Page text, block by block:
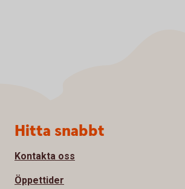
Sidfot
Hitta snabbt
Kontakta oss
Öppettider